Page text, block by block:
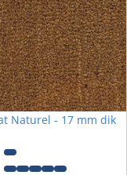
Naturel - 17 mm dik